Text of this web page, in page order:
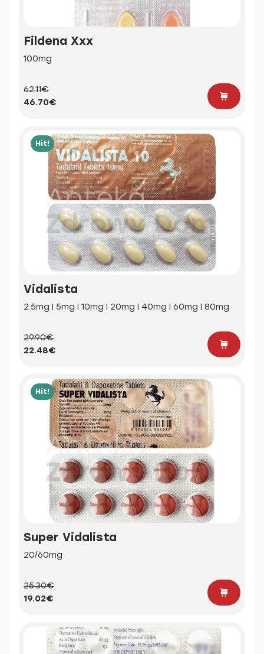
Fildena Xxx
100mg
62.11€
46.70€
Hit!
Vidalista
2.5mg | 5mg | 10mg | 20mg | 40mg | 60mg | 80mg
29.90€
22.48€
Hit!
Super Vidalista
20/60mg
25.30€
19.02€